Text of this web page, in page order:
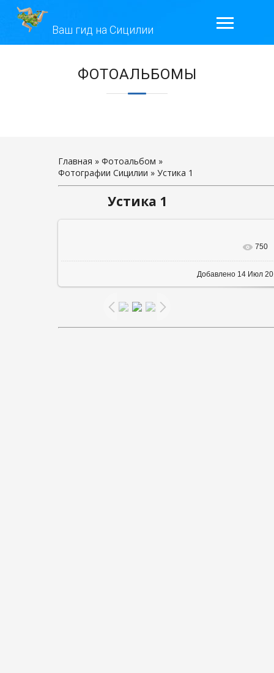
Ваш гид на Сицилии
ЭКСКУРСИИ
ОТЗЫВЫ
КОНТАКТЫ
ОБО МНЕ
Главная » Фотоальбом »
Фотографии Сицилии » Устика 1
Устика 1
В реальном750
Добавлено 14 Июл